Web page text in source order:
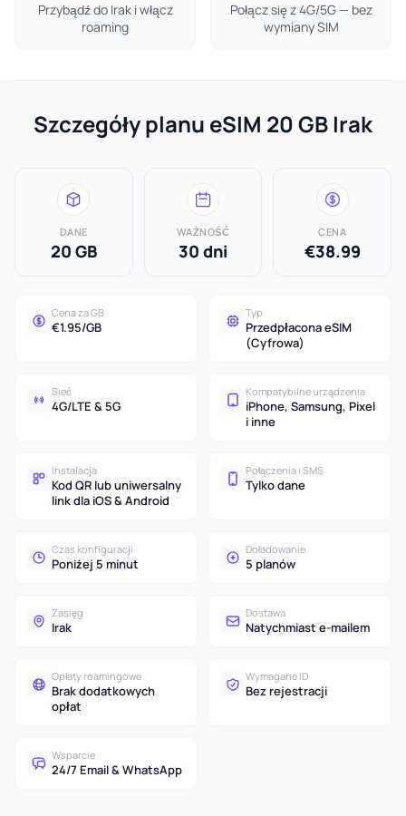
Przybądź do Irak i włącz
roaming
Połącz się z 4G/5G — bez
wymiany SIM
Szczegóły planu eSIM 20 GB Irak
DANE
20 GB
WAŻNOŚĆ
30 dni
CENA
€38.99
Cena za GB
€1.95/GB
Typ
Przedpłacona eSIM
(Cyfrowa)
Sieć
4G/LTE & 5G
Kompatybilne urządzenia
iPhone, Samsung, Pixel
i inne
Instalacja
Kod QR lub uniwersalny
link dla iOS & Android
Połączenia i SMS
Tylko dane
Czas konfiguracji
Poniżej 5 minut
Doładowanie
5 planów
Zasięg
Irak
Dostawa
Natychmiast e-mailem
Opłaty roamingowe
Brak dodatkowych
opłat
Wymagane ID
Bez rejestracji
Wsparcie
24/7 Email & WhatsApp